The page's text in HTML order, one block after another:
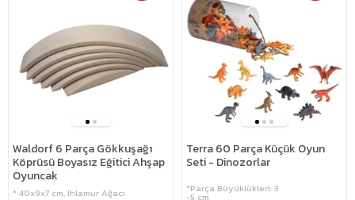
Waldorf 6 Parça Gökkuşağı
Köprüsü Boyasız Eğitici Ahşap
Oyuncak
* 40x9x7 cm, Ihlamur Ağacı
Terra 60 Parça Küçük Oyun
Seti - Dinozorlar
*Parça Büyüklükleri: 3
-5 cm